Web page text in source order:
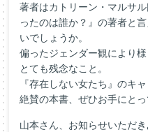
著者はカトリーン・マルサ
ったのは誰か？』の著者と
いでしょうか。
偏ったジェンダー観により
とても残念なこと。
『存在しない女たち』のキ
絶賛の本書、ぜひお手にとっ
山本さん、お知らせいただ